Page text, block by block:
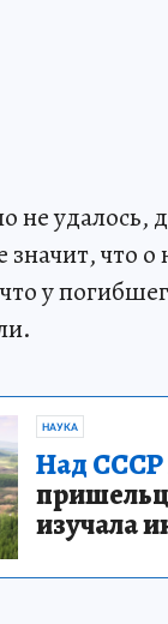
не
значит, что
у
НАУКА
Над СССР
изучала